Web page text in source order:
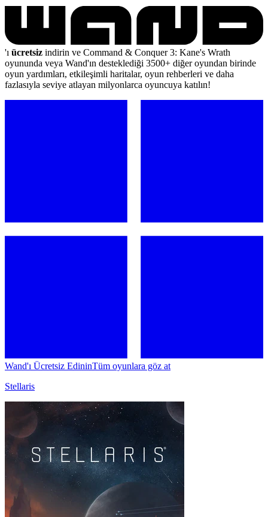
'ı ücretsiz indirin ve Command & Conquer 3: Kane's Wrath
oyununda veya Wand'ın desteklediği 3500+ diğer oyundan birinde
oyun yardımları, etkileşimli haritalar, oyun rehberleri ve daha
fazlasıyla seviye atlayan milyonlarca oyuncuya katılın!
Wand'ı Ücretsiz EdininTüm oyunlara göz at
Stellaris